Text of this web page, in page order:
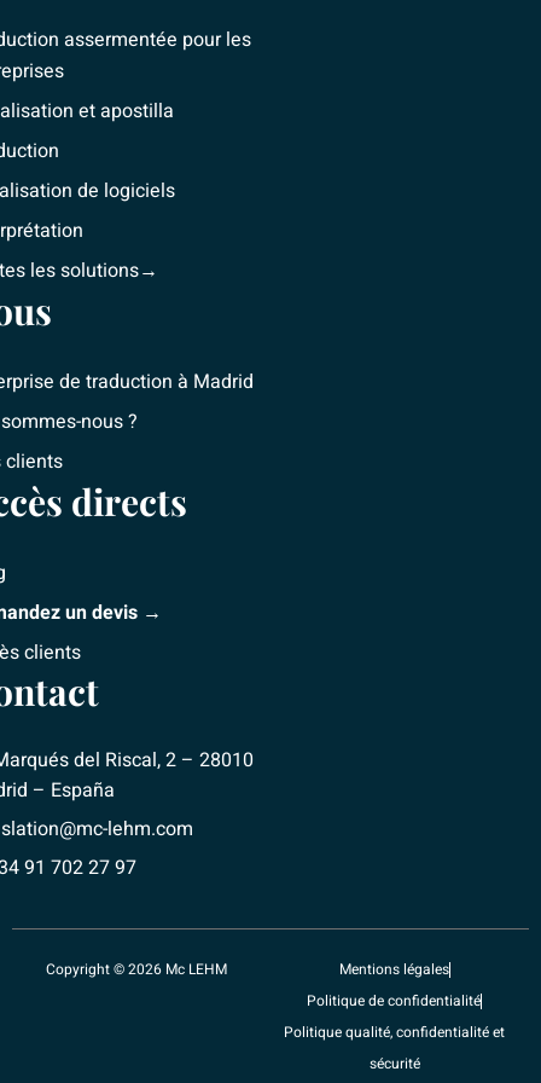
d
i
assermentée pour les
et apostilla
de logiciels
les solutions→
de traduction à Madrid
nous ?
clients
directs
un devis →
clients
del Riscal, 2 – 28010
– España
lehm.com
91 702 27 97
Copyright © 2026 Mc LEHM
Mentions légales
Politique de confidentialité
Politique qualité, confidentialité et
sécurité